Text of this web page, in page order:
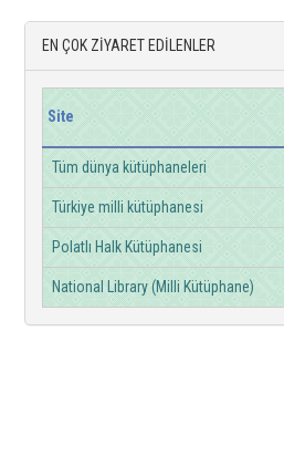
EN ÇOK ZİYARET EDİLENLER
Site
Tüm dünya kütüphaneleri
Türkiye milli kütüphanesi
Polatlı Halk Kütüphanesi
National Library (Milli Kütüphane)